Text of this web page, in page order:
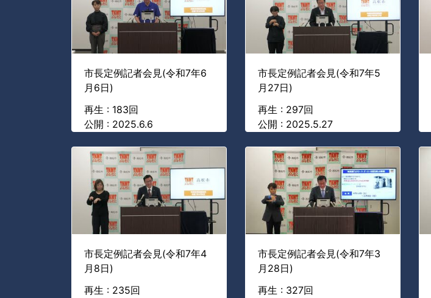
市長定例記者会見(令和7年6
月6日)
再生 : 183回
公開 : 2025.6.6
市長定例記者会見(令和7年5
月27日)
再生 : 297回
公開 : 2025.5.27
市長定例記者会見(令和7年4
月8日)
再生 : 235回
市長定例記者会見(令和7年3
月28日)
再生 : 327回